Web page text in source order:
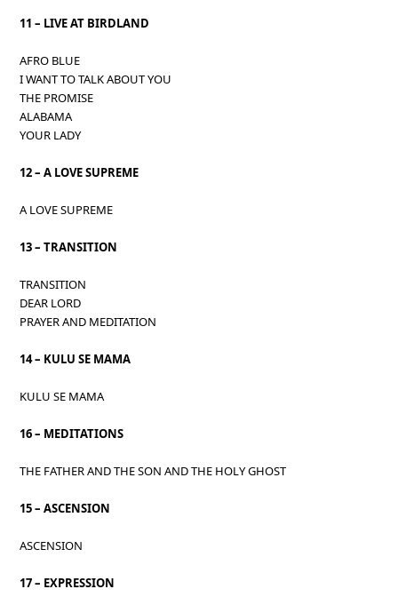
11 – LIVE AT BIRDLAND
AFRO BLUE
I WANT TO TALK ABOUT YOU
THE PROMISE
ALABAMA
YOUR LADY
12 – A LOVE SUPREME
A LOVE SUPREME
13 – TRANSITION
TRANSITION
DEAR LORD
PRAYER AND MEDITATION
14 – KULU SE MAMA
KULU SE MAMA
16 – MEDITATIONS
THE FATHER AND THE SON AND THE HOLY GHOST
15 – ASCENSION
ASCENSION
17 – EXPRESSION